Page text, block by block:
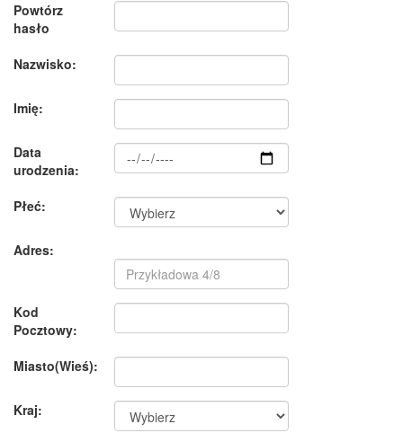
Powtórz
hasło
Nazwisko:
Imię:
Data
urodzenia:
Płeć:
Adres:
Kod
Pocztowy:
Miasto(Wieś):
Kraj: